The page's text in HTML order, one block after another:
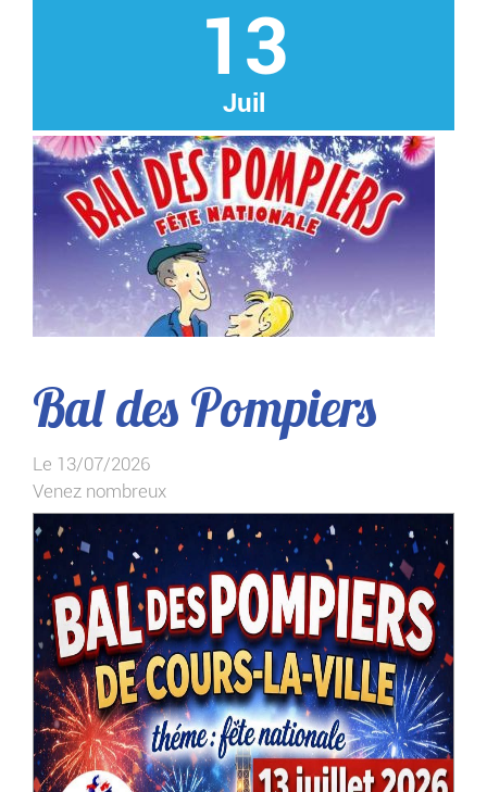
13
Juil
Bal des Pompiers
Le 13/07/2026
Venez nombreux